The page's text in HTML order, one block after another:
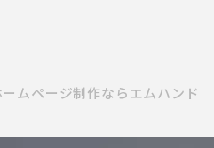
ムページ制作ならエムハンド